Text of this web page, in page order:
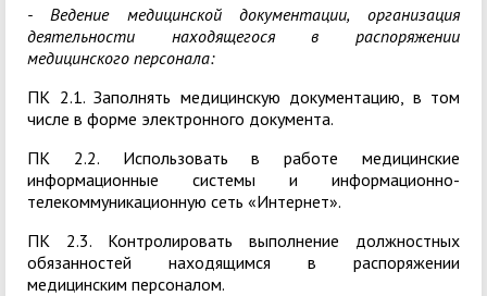
- Ведение медицинской документации, организация
деятельности находящегося в распоряжении
медицинского персонала:
ПК 2.1. Заполнять медицинскую документацию, в том
числе в форме электронного документа.
ПК 2.2. Использовать в работе медицинские
информационные системы и информационно­
телекоммуникационную сеть «Интернет».
ПК 2.3. Контролировать выполнение должностных
обязанностей находящимся в распоряжении
медицинским персоналом.